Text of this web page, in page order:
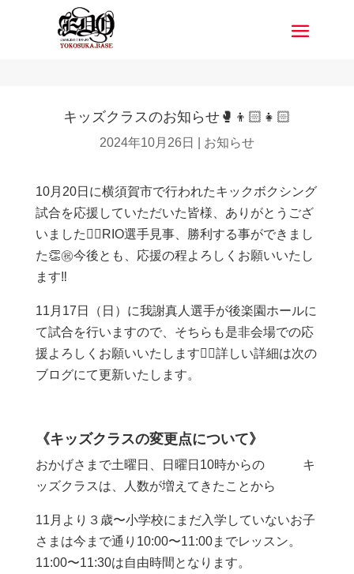
キッズクラスのお知らせ🥊👦🏻👧🏻
2024年10月26日 お知らせ
10月20日に横須賀市で行われたキックボクシング
試合を応援していただいた皆様、ありがとうござ
いました🙇‍♀️RIO選手見事、勝利する事ができまし
た👏㊗️今後とも、応援の程よろしくお願いいたし
ます‼️
11月17日（日）に我謝真人選手が後楽園ホールに
て試合を行いますので、そちらも是非会場での応
援よろしくお願いいたします🙇‍♀️詳しい詳細は次の
ブログにて更新いたします。
《キッズクラスの変更点について》
おかげさまで土曜日、日曜日10時からの キ
ッズクラスは、人数が増えてきたことから
11月より３歳〜小学校にまだ入学していないお子
さまは今まで通り10:00〜11:00までレッスン。
11:00〜11:30は自由時間となります。